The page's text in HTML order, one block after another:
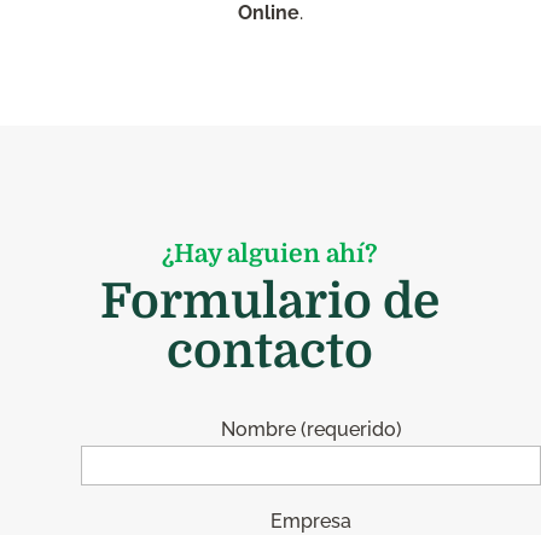
Online.
¿Hay alguien ahí?
Formulario de
contacto
Nombre (requerido)
Empresa